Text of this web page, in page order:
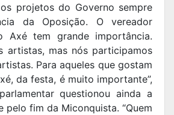
projetos do Governo sempre
da Oposição. O vereador
Axé tem grande importância.
artistas, mas nós participamos
Para aqueles que gostam
da festa, é muito importante”,
questionou ainda a
pelo fim da Miconquista. “Quem